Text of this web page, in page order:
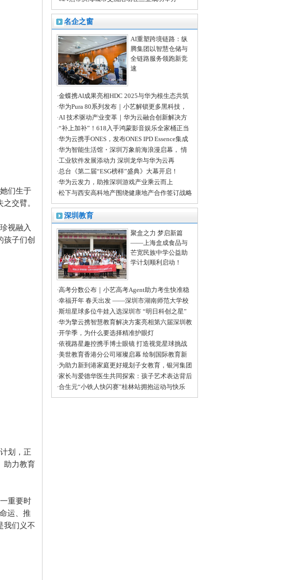
名企之窗
AI重塑跨境链路：纵
腾集团以智慧仓储与
全链路服务领跑新竞
速
·金蝶携AI成果亮相HDC 2025与华为根生态共筑
AI新未来
·华为Pura 80系列发布｜小艺解锁更多黑科技，
边看边聊边思考
·AI 技术驱动产业变革｜华为云融合创新解决方
案，助力龙岗工业智能化升级
·“补上加补”！618入手鸿蒙影音娱乐全家桶正当
时
·华为云携手ONES，发布ONES IPD Essence集成
产品研发精要解决方案
·华为智能生活馆・深圳万象前海浪漫启幕， 情
人节“圳”好遇见你！
·工业软件发展添动力 深圳龙华与华为云再
聚“首”
·总台《第二届“ESG榜样”盛典》大幕开启！
·华为云发力，助推深圳游戏产业乘云而上
·松下与西安高科地产围绕健康地产合作签订战略
合作协议
深圳教育
聚盒之力 梦启新篇
——上海盒成食品与
芒宽民族中学公益助
学计划顺利启动！
·高考分数公布｜小艺高考Agent助力考生快准稳
填报目标院校和专业
·幸福开年 春天出发 ——深圳市湖南师范大学校
友会2025新春开年庆成功举办
·斯坦星球多位牛娃入选深圳市 “明日科创之星”
市级推荐名单
·华为擎云携智慧教育解决方案亮相第六届深圳教
育装备博览会
·开学季，为什么要选择精准护眼灯
·依视路星趣控携手博士眼镜 打造视觉星球挑战
科普体验日深圳站活动
·美世教育香港分公司璀璨启幕 绘制国际教育新
蓝图
·为助力新到港家庭更好规划子女教育，银河集团
联名帆书推出线下教育沙龙
·家长与爱德华医生共同探索：孩子艺术表达背后
的情感世界
·合生元“小铁人快闪赛”桂林站拥抱运动与快乐
们生于
交臂。
视融入
孩子们创
划，正
助力教育
重要时
运、推
我们义不